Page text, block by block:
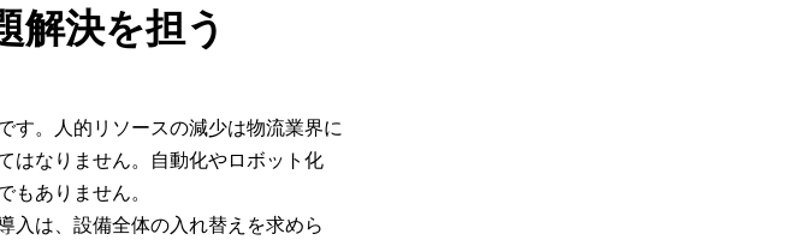
解決を担う
す。人的リソースの減少は物流業界に
はなりません。自動化やロボット化
もありません。
入は、設備全体の入れ替えを求めら